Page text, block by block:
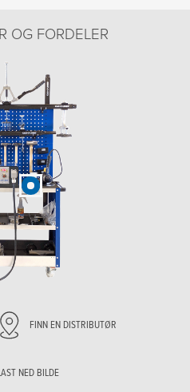
OG FORDELER
FINN EN DISTRIBUTØR
NED BILDE